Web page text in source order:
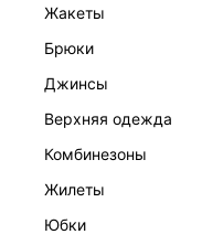
жакеты
брюки
джинсы
верхняя одежда
комбинезоны
жилеты
юбки